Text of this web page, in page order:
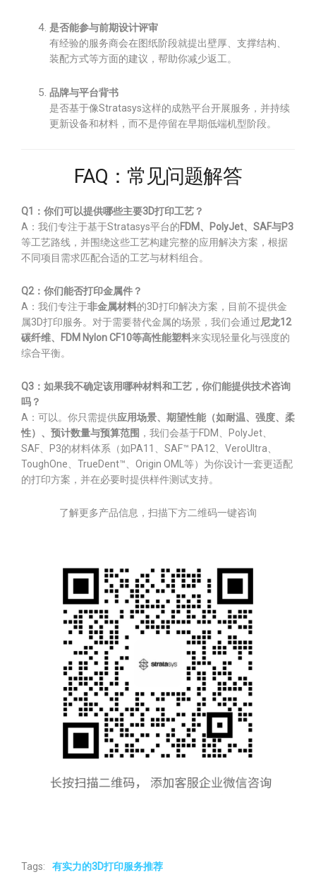
是否能参与前期设计评审
有经验的服务商会在图纸阶段就提出壁厚、支撑结构、
装配方式等方面的建议，帮助你减少返工。
品牌与平台背书
是否基于像Stratasys这样的成熟平台开展服务，并持续
更新设备和材料，而不是停留在早期低端机型阶段。
FAQ：常见问题解答
Q1：你们可以提供哪些主要3D打印工艺？
A：我们专注于基于Stratasys平台的FDM、PolyJet、SAF与P3
等工艺路线，并围绕这些工艺构建完整的应用解决方案，根据
不同项目需求匹配合适的工艺与材料组合。
Q2：你们能否打印金属件？
A：我们专注于非金属材料的3D打印解决方案，目前不提供金
属3D打印服务。对于需要替代金属的场景，我们会通过尼龙12
碳纤维、FDM Nylon CF10等高性能塑料来实现轻量化与强度的
综合平衡。
Q3：如果我不确定该用哪种材料和工艺，你们能提供技术咨询
吗？
A：可以。你只需提供应用场景、期望性能（如耐温、强度、柔
性）、预计数量与预算范围 ，我们会基于FDM、PolyJet、
SAF、P3的材料体系（如PA11、SAF™ PA12、VeroUltra、
ToughOne、TrueDent™、Origin OML等）为你设计一套更适配
的打印方案，并在必要时提供样件测试支持。
了解更多产品信息，扫描下方二维码一键咨询
Tags: 有实力的3D打印服务推荐